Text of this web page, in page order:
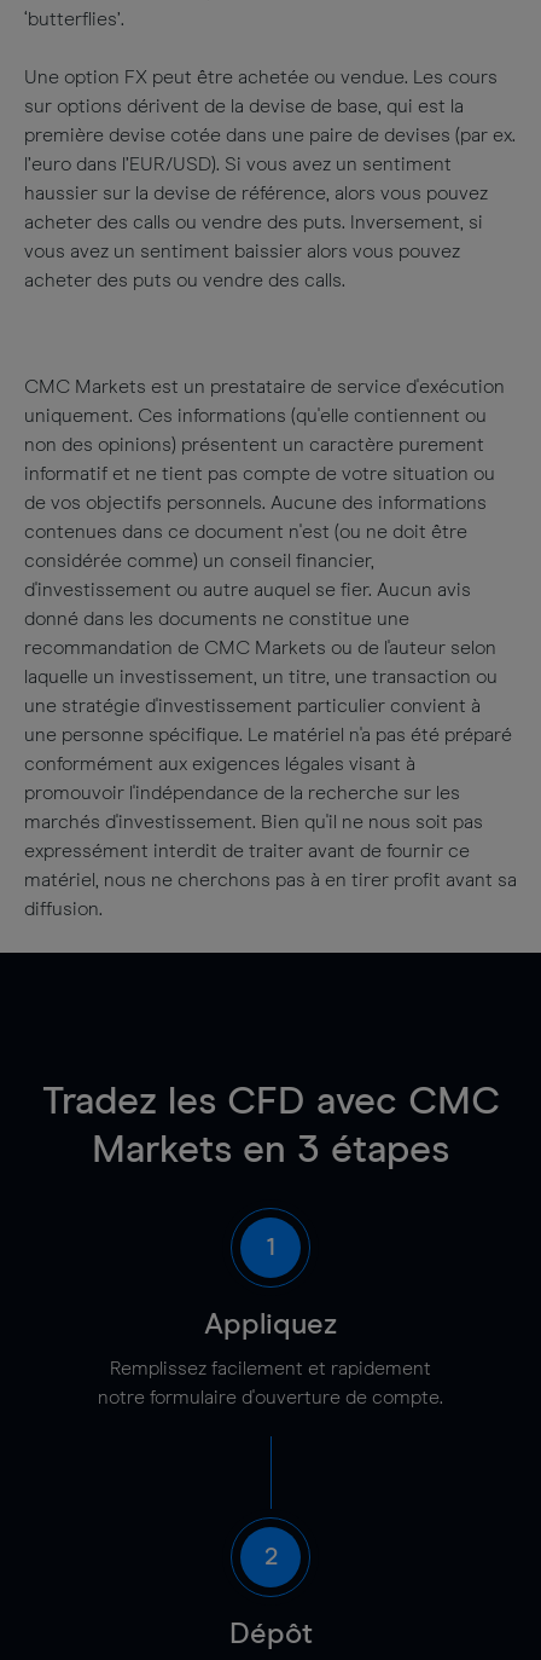
‘butterflies’.
Une option FX peut être achetée ou vendue. Les cours
sur options dérivent de la devise de base, qui est la
première devise cotée dans une paire de devises (par ex.
l’euro dans l’EUR/USD). Si vous avez un sentiment
haussier sur la devise de référence, alors vous pouvez
acheter des calls ou vendre des puts. Inversement, si
vous avez un sentiment baissier alors vous pouvez
acheter des puts ou vendre des calls.
CMC Markets est un prestataire de service d'exécution
uniquement. Ces informations (qu'elle contiennent ou
non des opinions) présentent un caractère purement
informatif et ne tient pas compte de votre situation ou
de vos objectifs personnels. Aucune des informations
contenues dans ce document n'est (ou ne doit être
considérée comme) un conseil financier,
d'investissement ou autre auquel se fier. Aucun avis
donné dans les documents ne constitue une
recommandation de CMC Markets ou de l'auteur selon
laquelle un investissement, un titre, une transaction ou
une stratégie d'investissement particulier convient à
une personne spécifique. Le matériel n'a pas été préparé
conformément aux exigences légales visant à
promouvoir l'indépendance de la recherche sur les
marchés d'investissement. Bien qu'il ne nous soit pas
expressément interdit de traiter avant de fournir ce
matériel, nous ne cherchons pas à en tirer profit avant sa
diffusion.
Tradez les CFD avec CMC
Markets en 3 étapes
1
Appliquez
Remplissez facilement et rapidement
notre formulaire d'ouverture de compte.
2
Dépôt